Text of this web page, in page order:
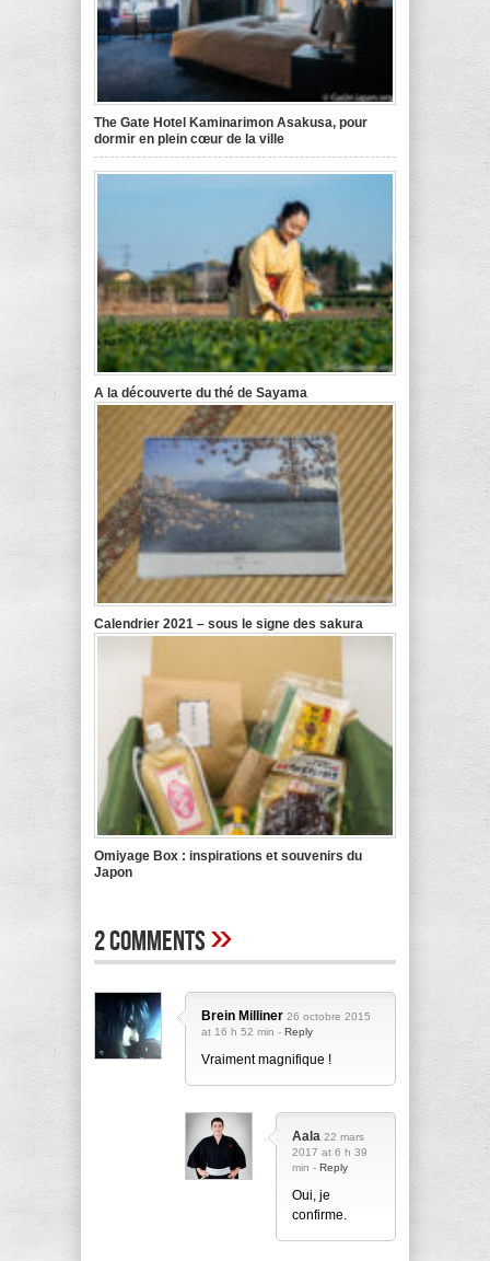
The Gate Hotel Kaminarimon Asakusa, pour
dormir en plein cœur de la ville
A la découverte du thé de Sayama
Calendrier 2021 – sous le signe des sakura
Omiyage Box : inspirations et souvenirs du
Japon
2 Comments»
Brein Milliner 26 octobre 2015
at 16 h 52 min - Reply
Vraiment magnifique !
Aala 22 mars
2017 at 6 h 39
min - Reply
Oui, je
confirme.